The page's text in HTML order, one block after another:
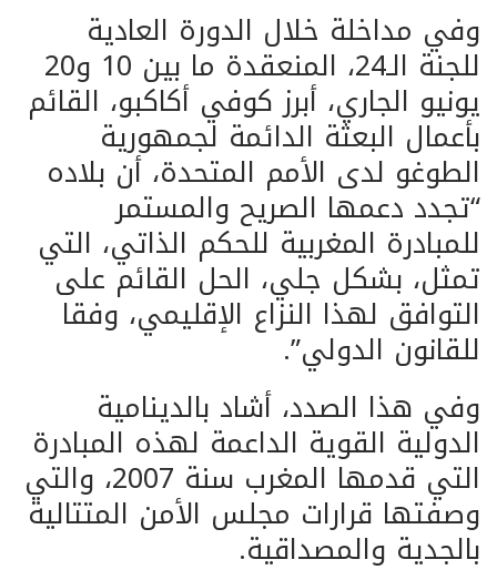
وفي مداخلة خلال الدورة العادية
للجنة الـ24، المنعقدة ما بين 10 و20
يونيو الجاري، أبرز كوفي أكاكبو، القائم
بأعمال البعثة الدائمة لجمهورية
الطوغو لدى الأمم المتحدة، أن بلاده
“تجدد دعمها الصريح والمستمر
للمبادرة المغربية للحكم الذاتي، التي
تمثل، بشكل جلي، الحل القائم على
التوافق لهذا النزاع الإقليمي، وفقا
للقانون الدولي”.
وفي هذا الصدد، أشاد بالدينامية
الدولية القوية الداعمة لهذه المبادرة
التي قدمها المغرب سنة 2007، والتي
وصفتها قرارات مجلس الأمن المتتالية
بالجدية والمصداقية.